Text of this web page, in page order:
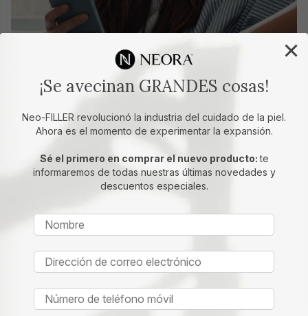
Compra. Obtén recompensas.
Disfruta de hasta un 25% de descuento en todo y otros
beneficios. ¡Simplemente inicia tu primer pedido en
Ver los beneficios
×
¡Se avecinan GRANDES cosas!
Neo-FILLER revolucionó la industria del cuidado de la piel.
Ahora es el momento de experimentar la expansión.
Sé el primero en comprar el nuevo producto:te
informaremos de todas nuestras últimas novedades y
descuentos especiales.